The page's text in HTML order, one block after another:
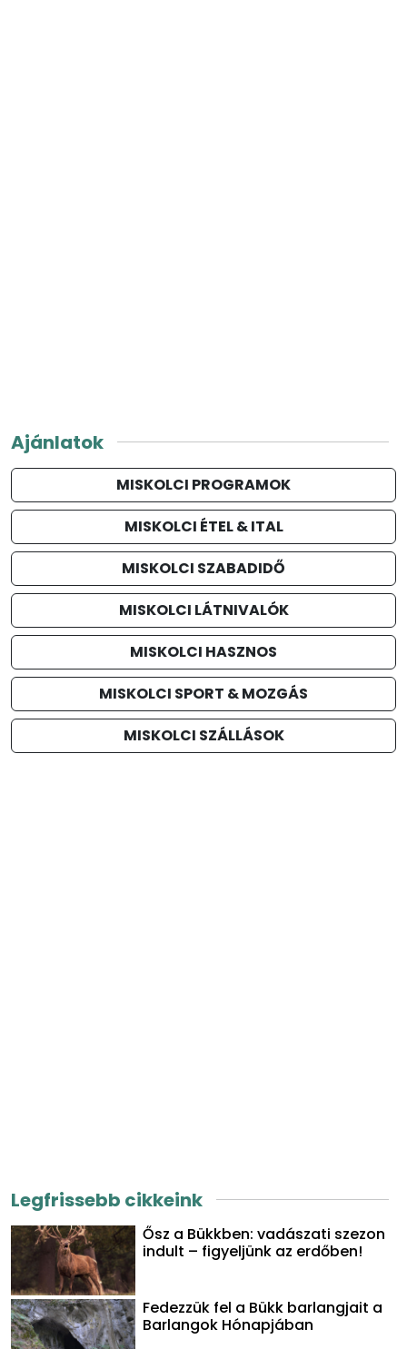
Ajánlatok
MISKOLCI PROGRAMOK
MISKOLCI ÉTEL & ITAL
MISKOLCI SZABADIDŐ
MISKOLCI LÁTNIVALÓK
MISKOLCI HASZNOS
MISKOLCI SPORT & MOZGÁS
MISKOLCI SZÁLLÁSOK
Legfrissebb cikkeink
Ősz a Bükkben: vadászati szezon
indult – figyeljünk az erdőben!
Fedezzük fel a Bükk barlangjait a
Barlangok Hónapjában